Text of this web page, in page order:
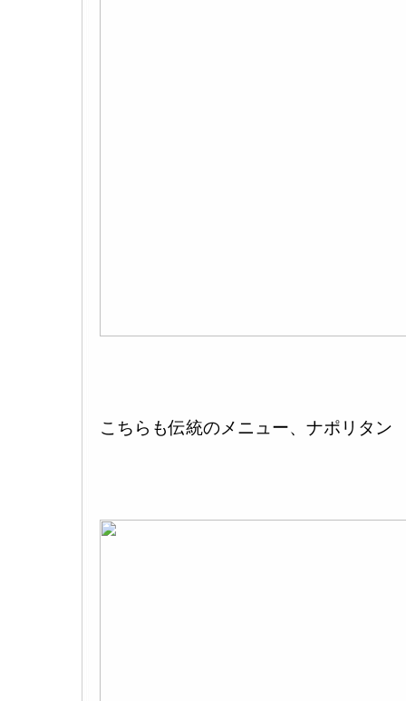
こちらも伝統のメニュー、ナポリタン